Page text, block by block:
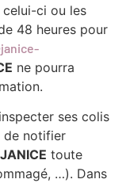
ci ou les
48 heures pour
ne pourra
ses colis
de notifier
JANICE toute
…). Dans